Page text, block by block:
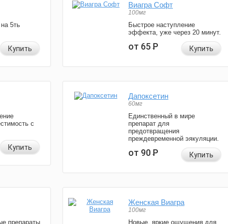
5ть
Купить
Виагра Софт
100мг
Быстрое наступление
эффекта, уже через 20 минут.
от 65Р Купить
с
Купить
Дапоксетин
60мг
Единственный в мире
препарат для
предотвращения
преждевременной эякуляции.
от 90Р Купить
препараты
Женская Виагра
100мг
Новые, яркие ощущения для